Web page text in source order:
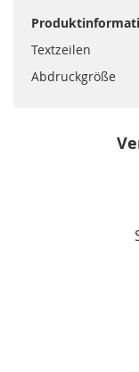
Textzeilen
Abdruckgröße